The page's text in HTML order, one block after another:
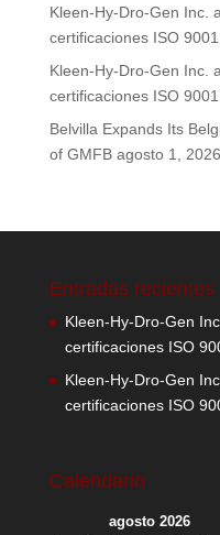
Kleen-Hy-Dro-Gen Inc.
certificaciones ISO
Kleen-Hy-Dro-Gen Inc.
certificaciones ISO
Belvilla Expands Its
of GMFB agosto 1, 2026
Entradas recientes
Kleen-Hy-Dro-Gen
certificaciones ISO
Kleen-Hy-Dro-Gen
certificaciones ISO
Calendario
agosto 2026